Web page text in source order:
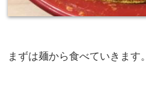
まずは麺から食べていきます。